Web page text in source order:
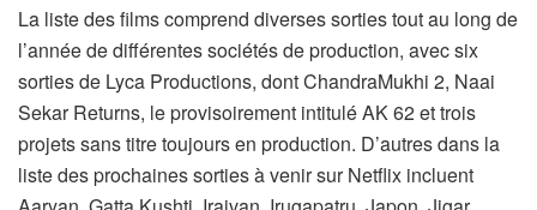
La liste des films comprend diverses sorties tout au long de
l’année de différentes sociétés de production, avec six
sorties de Lyca Productions, dont ChandraMukhi 2, Naai
Sekar Returns, le provisoirement intitulé AK 62 et trois
projets sans titre toujours en production. D’autres dans la
liste des prochaines sorties à venir sur Netflix incluent